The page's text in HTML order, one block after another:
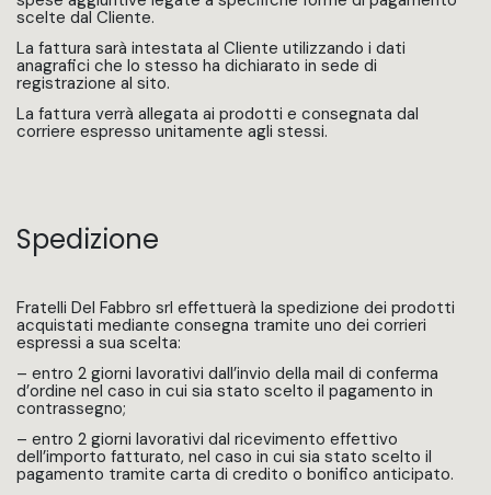
scelte dal Cliente.
La fattura sarà intestata al Cliente utilizzando i dati
anagrafici che lo stesso ha dichiarato in sede di
registrazione al sito.
La fattura verrà allegata ai prodotti e consegnata dal
corriere espresso unitamente agli stessi.
Spedizione
Fratelli Del Fabbro srl effettuerà la spedizione dei prodotti
acquistati mediante consegna tramite uno dei corrieri
espressi a sua scelta:
– entro 2 giorni lavorativi dall’invio della mail di conferma
d’ordine nel caso in cui sia stato scelto il pagamento in
contrassegno;
– entro 2 giorni lavorativi dal ricevimento effettivo
dell’importo fatturato, nel caso in cui sia stato scelto il
pagamento tramite carta di credito o bonifico anticipato.